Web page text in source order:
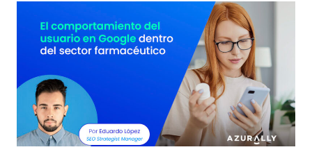
característica principalmente dirigida a
dispositivos móviles, a diferencia del tradicional
buscador de Google donde tú realizas la búsqueda
que quieres, Google Discover muestra de forma
proactiva el contenido que cree que te puede
interesar, pero ¿Cómo sabe qué información
interesa?